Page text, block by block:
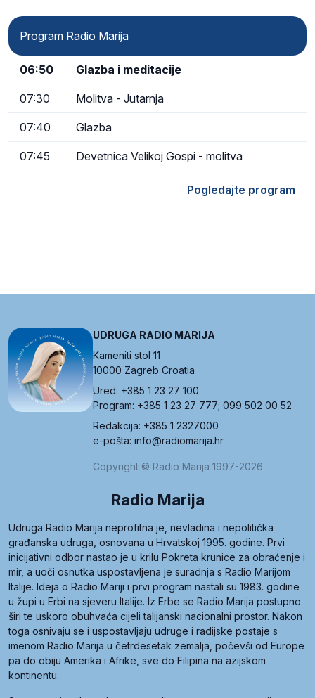
Program Radio Marija
06:50 Glazba i meditacije
07:30 Molitva - Jutarnja
07:40 Glazba
07:45 Devetnica Velikoj Gospi - molitva
Pogledajte program
UDRUGA RADIO MARIJA
Kameniti stol 11
10000 Zagreb Croatia
Ured: +385 1 23 27 100
Program: +385 1 23 27 777; 099 502 00 52
Redakcija: +385 1 2327000
e-pošta: info@radiomarija.hr
Copyright © Radio Marija 1997-2026
Radio Marija
Udruga Radio Marija neprofitna je, nevladina i nepolitička
građanska udruga, osnovana u Hrvatskoj 1995. godine. Prvi
inicijativni odbor nastao je u krilu Pokreta krunice za obraćenje i
mir, a uoči osnutka uspostavljena je suradnja s Radio Marijom
Italije. Ideja o Radio Mariji i prvi program nastali su 1983. godine
u župi u Erbi na sjeveru Italije. Iz Erbe se Radio Marija postupno
širi te uskoro obuhvaća cijeli talijanski nacionalni prostor. Nakon
toga osnivaju se i uspostavljaju udruge i radijske postaje s
imenom Radio Marija u četrdesetak zemalja, počevši od Europe
pa do obiju Amerika i Afrike, sve do Filipina na azijskom
kontinentu.